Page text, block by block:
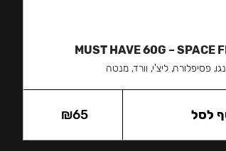
MUST HAVE 60G – SPACE
פסיפלורה, ליצ'י, וורד, מנטה
₪65 לסל